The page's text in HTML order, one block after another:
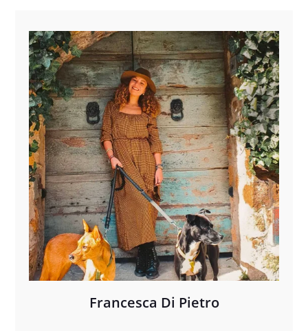
Francesca Di Pietro